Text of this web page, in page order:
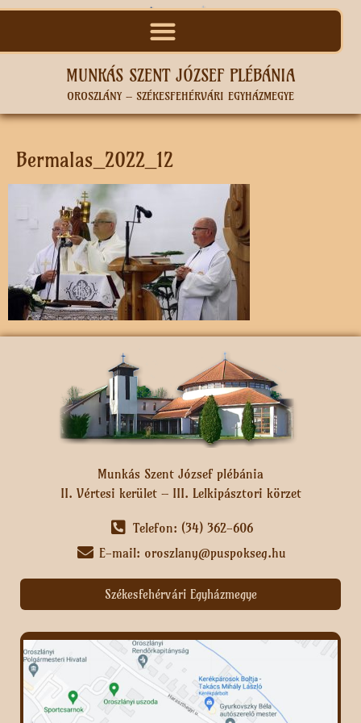
MUNKÁS SZENT JÓZSEF PLÉBÁNIA
OROSZLÁNY – SZÉKESFEHÉRVÁRI EGYHÁZMEGYE
Bermalas_2022_12
Munkás Szent József plébánia
II. Vértesi kerület – III. Lelkipásztori körzet
Telefon: (34) 362-606
E-mail: oroszlany@puspokseg.hu
Székesfehérvári Egyházmegye